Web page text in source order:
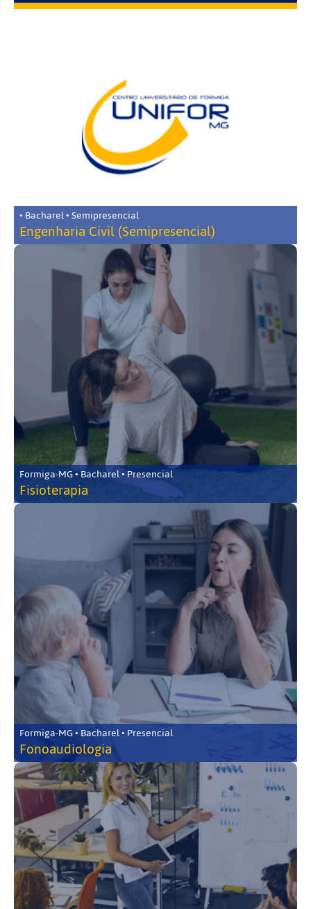
• Bacharel • Semipresencial
Engenharia Civil (Semipresencial)
Formiga-MG • Bacharel • Presencial
Fisioterapia
Formiga-MG • Bacharel • Presencial
Fonoaudiologia